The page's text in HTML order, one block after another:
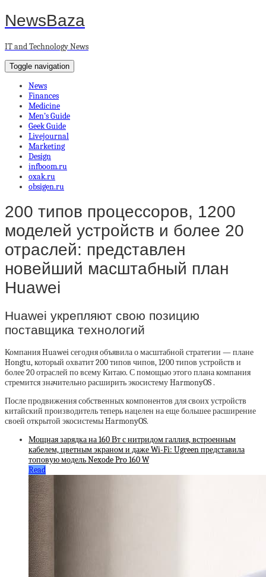
NewsBaza
IT and Technology News
Toggle navigation
News
Finances
Medicine
Men’s Guide
Geek Guide
Livejournal
Marketing
Design
infboom.ru
oxak.ru
obsigen.ru
200 типов процессоров, 1200
моделей устройств и более 20
отраслей: представлен
новейший масштабный план
Huawei
Huawei укрепляют свою позицию
поставщика технологий
Компания Huawei сегодня объявила о масштабной стратегии — плане
Hongtu, который охватит 200 типов чипов, 1200 типов устройств и
более 20 отраслей по всему Китаю. С помощью этого плана компания
стремится значительно расширить экосистему HarmonyOS .
После продвижения собственных компонентов для своих устройств
китайский производитель теперь нацелен на еще большее расширение
своей открытой экосистемы HarmonyOS.
Мощная зарядка на 160 Вт с нитридом галлия, встроенным
кабелем, цветным экраном и даже Wi-Fi: Ugreen представила
топовую модель Nexode Pro 160 W
Read